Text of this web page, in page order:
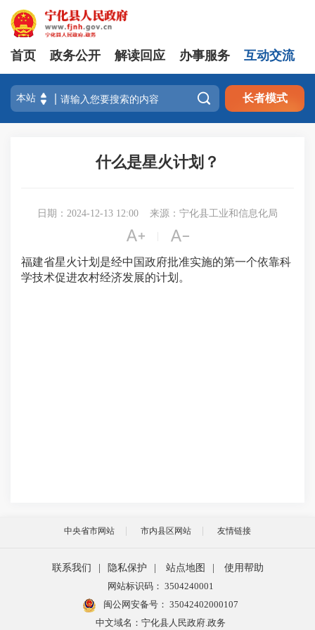
首页 政务公开 解读回应 办事服务 互动交流
 长者模式
什么是星火计划？
日期：2024-12-13 12:00 来源：宁化县工业和信息化局
 
福建省星火计划是经中国政府批准实施的第一个依靠科
学技术促进农村经济发展的计划。
中央省市网站 市内县区网站 友情链接
联系我们 隐私保护 站点地图
使用帮助
网站标识码： 3504240001
闽公网安备号： 35042402000107
中文域名：宁化县人民政府.政务